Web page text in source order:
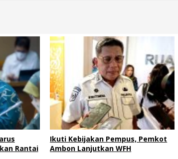
Rantai
Ikuti Kebijakan Pempus, Pemkot
Ambon Lanjutkan WFH